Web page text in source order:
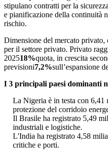
stipulano contratti per la
e pianificazione della continuità
rischio.
Dimensione del mercato
per il settore privato. Privato
202518%quota, in crescita
previsioni7,2%sull’espansione
I 3 principali paesi dominanti
La Nigeria è in testa con
protezione del corridoio
Il Brasile ha registrato 5,49
industriali e logistiche.
L'India ha registrato 4,58
critiche e porti.